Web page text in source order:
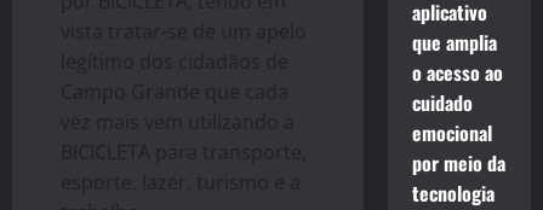
vista tratar-se de um apelo
legítimo dos cidadãos de
Campo Grande que cada
vez mais vem utilizando a
BICICLETA para transporte,
esporte, lazer, turismo e a
aplicativo
que amplia
o acesso ao
cuidado
emocional
por meio da
tecnologia